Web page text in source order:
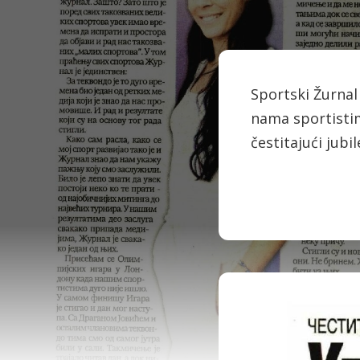
Sportski
nama
čestitajući